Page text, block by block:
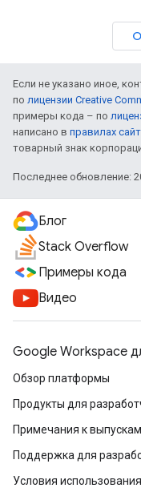
Если не указано иное,
по лицензии Creative
примеры кода – по
написано в правилах
товарный знак
Последнее обновление:
Блог
Stack Overflow
Примеры кода
Видео
Google Workspace
Обзор платформы
Продукты для
Примечания к выпускам
Поддержка для
Условия использования